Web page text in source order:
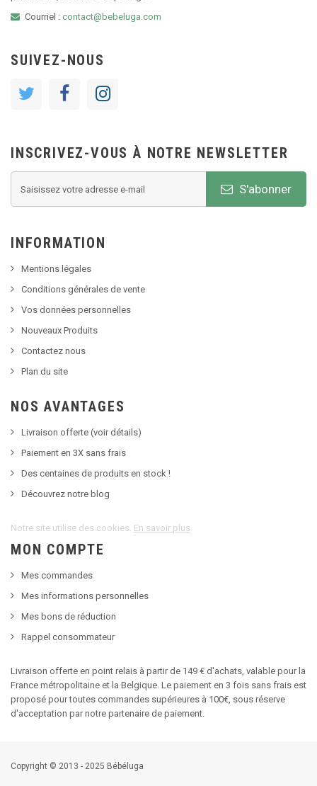
Courriel : contact@bebeluga.com
SUIVEZ-NOUS
INSCRIVEZ-VOUS À NOTRE NEWSLETTER
S'abonner
INFORMATION
Mentions légales
Conditions générales de vente
Vos données personnelles
Nouveaux Produits
Contactez nous
Plan du site
NOS AVANTAGES
Livraison offerte (voir détails)
Paiement en 3X sans frais
Des centaines de produits en stock !
Découvrez notre blog
Notre site utilise des cookies. En savoir plus
MON COMPTE
Mes commandes
Mes informations personnelles
Mes bons de réduction
Rappel consommateur
Livraison offerte en point relais à partir de 149 € d'achats, valable pour la
France métropolitaine et la Belgique. Le paiement en 3 fois sans frais est
proposé pour toutes commandes supérieures à 100€, sous réserve
d'acceptation par notre partenaire de paiement.
Copyright © 2013 - 2025 Bébéluga